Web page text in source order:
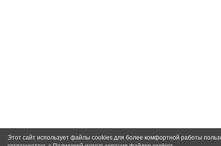
Этот сайт использует файлы cookies для более комфортной работы